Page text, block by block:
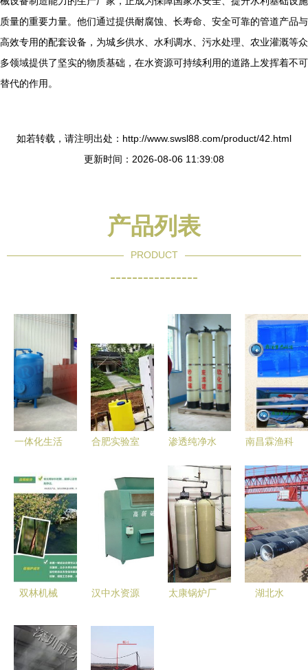
质量的重要力量。他们通过提供耐腐蚀、长寿命、安全可靠的管道产品与
高效专用的配套设备，为城乡供水、水利调水、污水处理、农业灌溉等众
多领域提供了坚实的物质基础，在水资源可持续利用的道路上发挥着不可
替代的作用。
如若转载，请注明出处：http://www.swsl88.com/product/42.html
更新时间：2026-08-06 11:39:08
产品列表
PRODUCT
----------------
一体化生活
备 水资源
专用机械设
备制造的创
新解决方案
合肥实验室
备维修与治
理方案——
专业制造商
的技术服务
渗透纯净水
源专用机械
设备制造的
创新与突破
南昌霖渔科
生态养殖，
赋能酒店海
鲜暂养新纪
元
双林机械
变废为宝
——打造水
汉中水资源
高效矿石机
太康锅炉厂
湖北水